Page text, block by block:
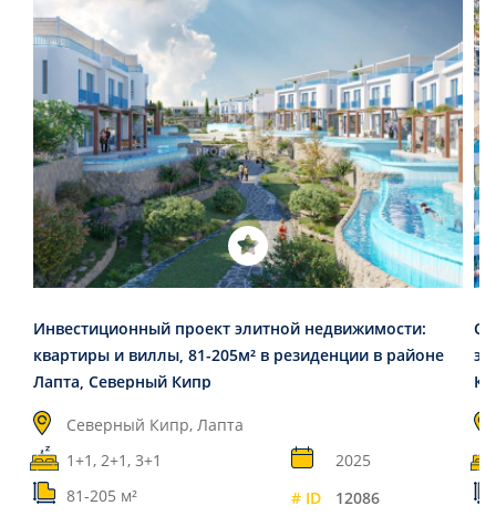
Инвестиционный проект элитной недвижимости:
квартиры и виллы, 81-205м² в резиденции в районе
Лапта, Северный Кипр
Северный Кипр, Лапта
1+1, 2+1, 3+1
2025
81-205 м²
# ID 12086